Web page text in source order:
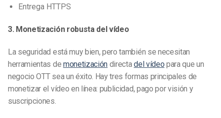
Entrega HTTPS
3. Monetización robusta del vídeo
La seguridad está muy bien, pero también se necesitan
herramientas de monetización directadel vídeo para que un
negocio OTT sea un éxito. Hay tres formas principales de
monetizar el vídeo en línea: publicidad, pago por visión y
suscripciones.